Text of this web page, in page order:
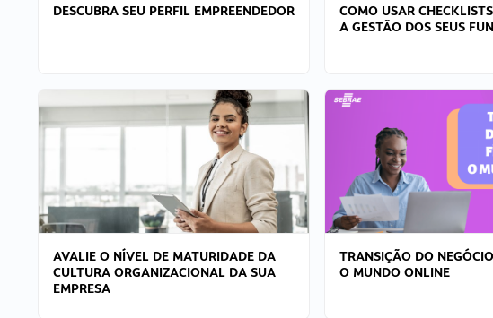
DESCUBRA SEU PERFIL EMPREENDEDOR
COMO USAR
A GESTÃO DOS SEUS
AVALIE O NÍVEL DE MATURIDADE DA
CULTURA ORGANIZACIONAL DA SUA
EMPRESA
TRANSIÇÃO DO
O MUNDO ONLINE